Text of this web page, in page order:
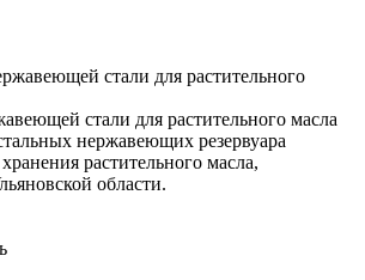
стали для растительного масла
нержавеющих резервуара
растительного масла,
области.